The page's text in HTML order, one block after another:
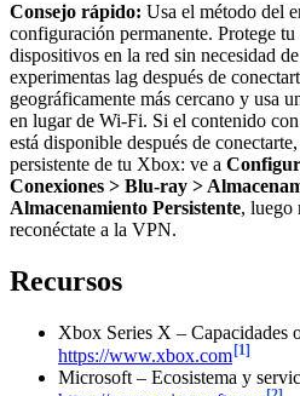
Consejo rápido: Usa el método del
configuración permanente. Protege
dispositivos en la red sin necesidad
experimentas lag después de
geográficamente más cercano y usa
en lugar de Wi-Fi. Si el contenido
está disponible después de
persistente de tu Xbox: ve a
Conexiones > Blu-ray >
Almacenamiento Persistente, luego
reconéctate a la VPN.
Recursos
Xbox Series X – Capacidades
https://www.xbox.com [1]
Microsoft – Ecosistema y